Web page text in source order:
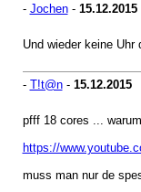
- Jochen- 15.12.2015
Und wieder keine Uhr
- T!t@n- 15.12.2015
pfff 18 cores ...
https://
muss man nur de